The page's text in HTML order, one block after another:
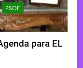
PSOE
para EL